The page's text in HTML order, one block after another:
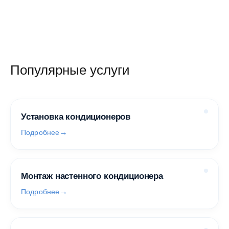
Популярные услуги
Установка кондиционеров
Подробнее
Монтаж настенного кондиционера
Подробнее